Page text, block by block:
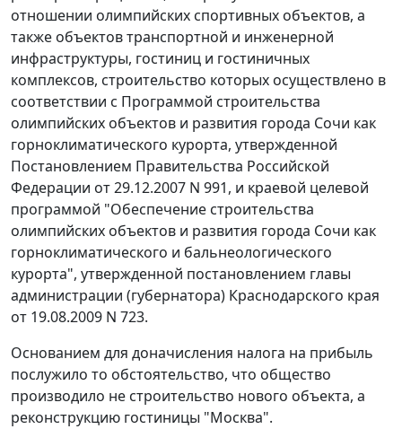
отношении олимпийских спортивных объектов, а
также объектов транспортной и инженерной
инфраструктуры, гостиниц и гостиничных
комплексов, строительство которых осуществлено в
соответствии с Программой строительства
олимпийских объектов и развития города Сочи как
горноклиматического курорта, утвержденной
Постановлением Правительства Российской
Федерации от 29.12.2007 N 991, и краевой целевой
программой "Обеспечение строительства
олимпийских объектов и развития города Сочи как
горноклиматического и бальнеологического
курорта", утвержденной постановлением главы
администрации (губернатора) Краснодарского края
от 19.08.2009 N 723.
Основанием для доначисления налога на прибыль
послужило то обстоятельство, что общество
производило не строительство нового объекта, а
реконструкцию гостиницы "Москва".